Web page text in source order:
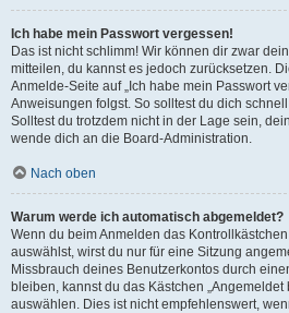
Ich habe mein Passwort vergessen!
Das ist nicht schlimm! Wir können dir zwar
mitteilen, du kannst es jedoch zurücksetzen.
Anmelde-Seite auf „Ich habe mein Passwort
Anweisungen folgst. So solltest du dich
Solltest du trotzdem nicht in der Lage sein,
wende dich an die Board-Administration.
Nach oben
Warum werde ich automatisch abgemeldet?
Wenn du beim Anmelden das
auswählst, wirst du nur für eine Sitzung
Missbrauch deines Benutzerkontos durch
bleiben, kannst du das Kästchen „Angemeldet
auswählen. Dies ist nicht empfehlenswert,